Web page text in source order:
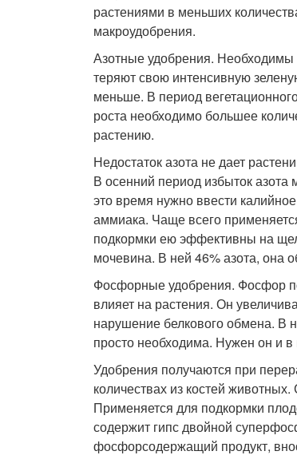
растениями в меньших
макроудобрения.
Азотные удобрения. Необходимы
теряют свою интенсивную
меньше. В период
роста необходимо большее
растению.
Недостаток азота не дает
В осенний период избыток азота
это время нужно ввести
аммиака. Чаще всего
подкормки ею эффективны на
мочевина. В ней 46% азота, она
Фосфорные удобрения. Фосфор
влияет на растения. Он
нарушение белкового обмена. В
просто необходима. Нужен он и
Удобрения получаются при
количествах из костей
Применяется для подкормки
содержит гипс двойной
фосфорсодержащий продукт,